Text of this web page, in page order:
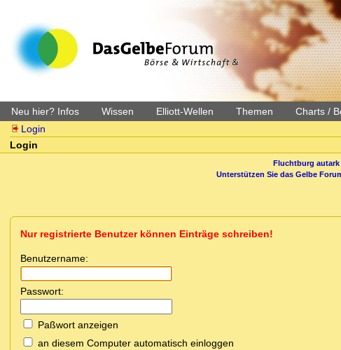
Neu hier? Infos Wissen Elliott-Wellen Themen Charts /
Login
Login
Fluchtburg autark
Unterstützen Sie das Gelbe
Nur registrierte Benutzer können Einträge schreiben!
Benutzername:
Passwort:
Paßwort anzeigen
an diesem Computer automatisch einloggen